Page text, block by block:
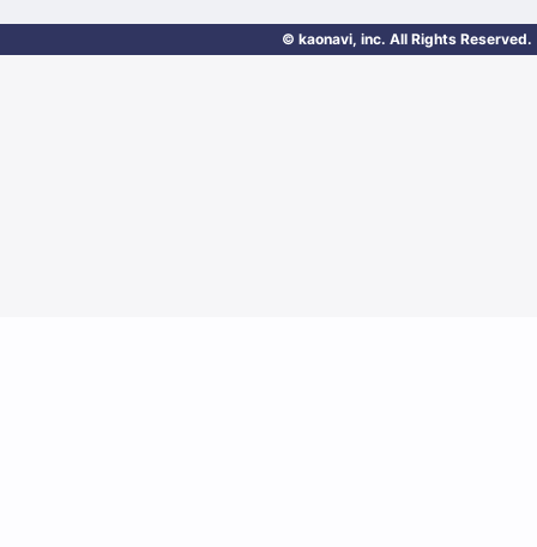
© kaonavi, inc. All Rights Reserved.